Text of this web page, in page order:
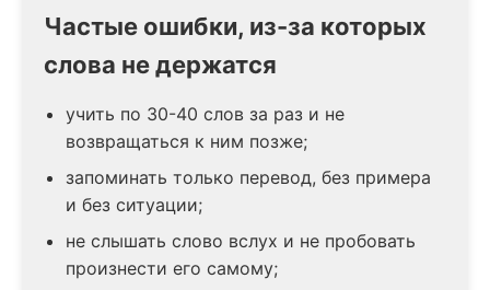
Частые ошибки, из-за которых
слова не держатся
учить по 30-40 слов за раз и не
возвращаться к ним позже;
запоминать только перевод, без примера
и без ситуации;
не слышать слово вслух и не пробовать
произнести его самому;